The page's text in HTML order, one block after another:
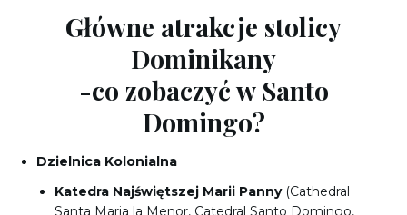
Główne atrakcje stolicy
Dominikany
-co zobaczyć w Santo
Domingo?
Dzielnica Kolonialna
Katedra Najświętszej Marii Panny(Cathedral
Santa Maria la Menor, Catedral Santo Domingo,